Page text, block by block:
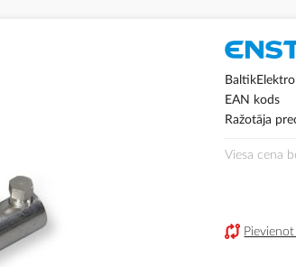
EAN kods
Ražotāja
Viesa cena